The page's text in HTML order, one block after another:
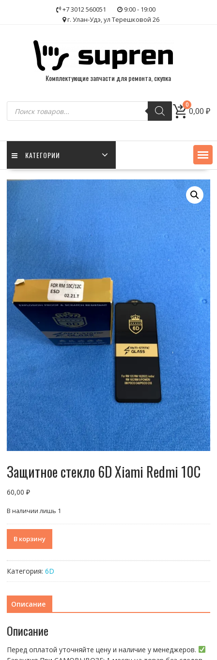
+7 3012 560051
9:00 - 19:00
г. Улан-Удэ, ул Терешковой 26
Комплектующие запчасти для ремонта, скупка
Поиск
товаров
0
0,00₽
КАТЕГОРИИ
Защитное стекло 6D Xiami Redmi 10C
60,00 ₽
В наличии лишь 1
товара
6D
Redmi
10C
В корзину
Категория: 6D
Описание
Описание
Перед оплатой уточняйте цену и наличие у менеджеров.